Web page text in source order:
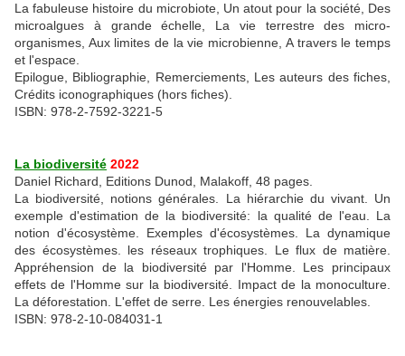
La fabuleuse histoire du microbiote, Un atout pour la société, Des
microalgues à grande échelle, La vie terrestre des micro-
organismes, Aux limites de la vie microbienne, A travers le temps
et l'espace.
Epilogue, Bibliographie, Remerciements, Les auteurs des fiches,
Crédits iconographiques (hors fiches).
ISBN: 978-2-7592-3221-5
La biodiversité 2022
Daniel Richard, Editions Dunod, Malakoff, 48 pages.
La biodiversité, notions générales. La hiérarchie du vivant. Un
exemple d'estimation de la biodiversité: la qualité de l'eau. La
notion d'écosystème. Exemples d'écosystèmes. La dynamique
des écosystèmes. les réseaux trophiques. Le flux de matière.
Appréhension de la biodiversité par l'Homme. Les principaux
effets de l'Homme sur la biodiversité. Impact de la monoculture.
La déforestation. L'effet de serre. Les énergies renouvelables.
ISBN: 978-2-10-084031-1